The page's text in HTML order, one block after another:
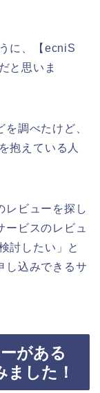
に、【ecniS
と思いま
調べたけど、
抱えている人
レビューを探し
ビスのレビュ
討したい」と
し込みできるサ
がある
した！